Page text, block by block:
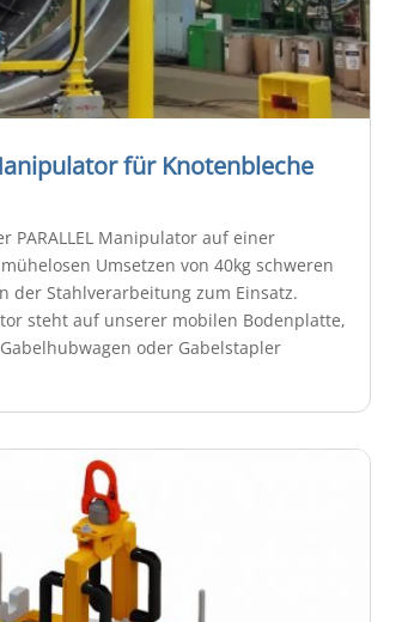
für Knotenbleche
PARALLEL Manipulator auf einer
Umsetzen von 40kg schweren
der Stahlverarbeitung zum Einsatz.
steht auf unserer mobilen Bodenplatte,
oder Gabelstapler